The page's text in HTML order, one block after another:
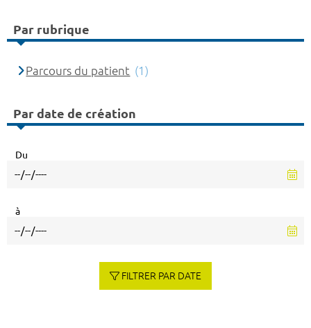
Par rubrique
Parcours du patient (1)
Par date de création
Du
à
FILTRER PAR DATE